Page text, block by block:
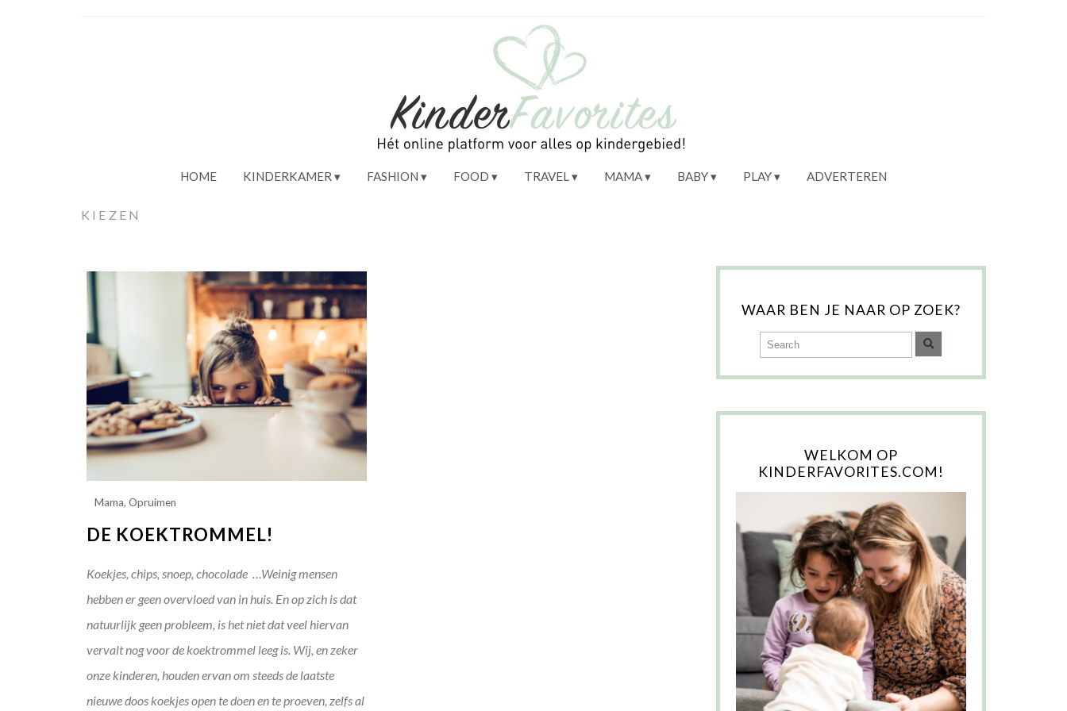
HOME KINDERKAMER FASHION FOOD TRAVEL MAMA BABY PLAY ADVERTEREN
KIEZEN
Mama,Opruimen
DE KOEKTROMMEL!
Koekjes, chips, snoep, chocolade …Weinig mensen
hebben er geen overvloed van in huis. En op zich is dat
natuurlijk geen probleem, is het niet dat veel hiervan
vervalt nog voor de koektrommel leeg is. Wij, en zeker
onze kinderen, houden ervan om steeds de laatste
nieuwe doos koekjes open te doen en te proeven, zelfs al
WAAR BEN JE NAAR OP ZOEK?
WELKOM OP
KINDERFAVORITES.COM!